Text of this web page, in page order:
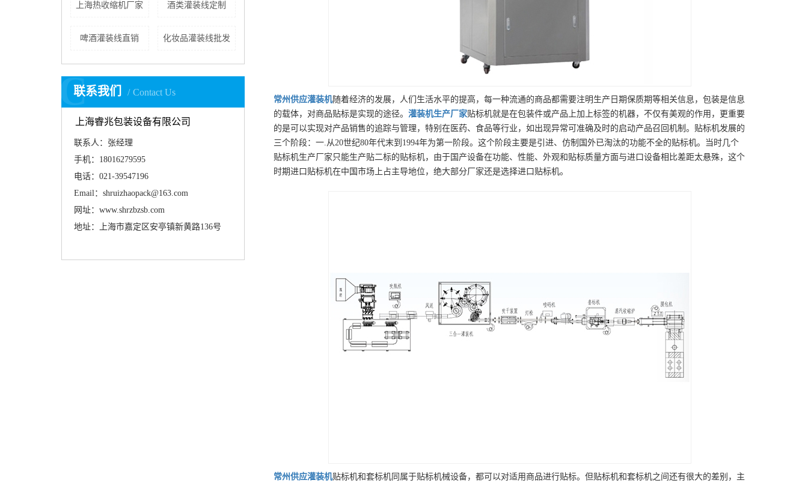
上海热收缩机厂家 酒类灌装线定制
啤酒灌装线直销 化妆品灌装线批发
联系我们 Contact Us
C
上海睿兆包装设备有限公司
联系人：张经理
手机：18016279595
电话：021-39547196
Email：shruizhaopack@163.com
网址：www.shrzbzsb.com
地址：上海市嘉定区安亭镇新黄路136号
常州供应灌装机随着经济的发展，人们生活水平的提高，每一种流通的商品都需要注明生产日期保质期等相关信息，包装是信息
的载体，对商品贴标是实现的途径。 灌装机生产厂家贴标机就是在包装件或产品上加上标签的机器，不仅有美观的作用，更重要
的是可以实现对产品销售的追踪与管理，特别在医药、食品等行业，如出现异常可准确及时的启动产品召回机制。贴标机发展的
三个阶段：一.从20世纪80年代末到1994年为第一阶段。这个阶段主要是引进、仿制国外已淘汰的功能不全的贴标机。当时几个
贴标机生产厂家只能生产贴二标的贴标机，由于国产设备在功能、性能、外观和贴标质量方面与进口设备相比差距太悬殊，这个
时期进口贴标机在中国市场上占主导地位，绝大部分厂家还是选择进口贴标机。
常州供应灌装机贴标机和套标机同属于贴标机械设备，都可以对适用商品进行贴标。但贴标机和套标机之间还有很大的差别，主